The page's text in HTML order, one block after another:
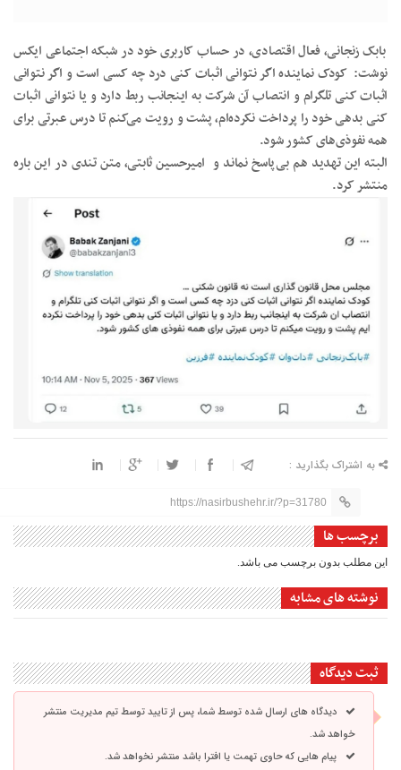
بابک زنجانی، فعال اقتصادی، در حساب کاربری خود در شبکه اجتماعی ایکس
نوشت: کودک نماینده اگر نتوانی اثبات کنی درد چه کسی است و اگر نتوانی
اثبات کنی تلگرام و انتصاب آن شرکت به اینجانب ربط دارد و یا نتوانی اثبات
کنی بدهی خود را پرداخت نکرده‌ام، پشت و رویت می‌کنم تا درس عبرتی برای
همه نفوذی‌های کشور شود.
البته این تهدید هم بی‌پاسخ نماند و امیرحسین ثابتی، متن تندی در این باره
منتشر کرد.
به اشتراک بگذارید :
https://nasirbushehr.ir/?p=31780
برچسب ها
این مطلب بدون برچسب می باشد.
نوشته های مشابه
ثبت دیدگاه
دیدگاه های ارسال شده توسط شما، پس از تایید توسط تیم مدیریت منتشر
خواهد شد.
پیام هایی که حاوی تهمت یا افترا باشد منتشر نخواهد شد.